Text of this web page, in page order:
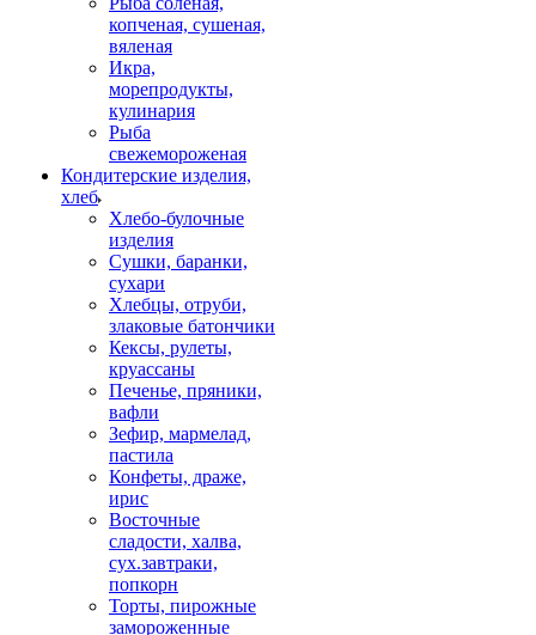
копченая, сушеная,
вяленая
Икра,
морепродукты,
кулинария
Рыба
свежемороженая
Кондитерские изделия,
хлеб
Хлебо-булочные
изделия
Сушки, баранки,
сухари
Хлебцы, отруби,
злаковые батончики
Кексы, рулеты,
круассаны
Печенье, пряники,
вафли
Зефир, мармелад,
пастила
Конфеты, драже,
ирис
Восточные
сладости, халва,
сух.завтраки,
попкорн
Торты, пирожные
замороженные